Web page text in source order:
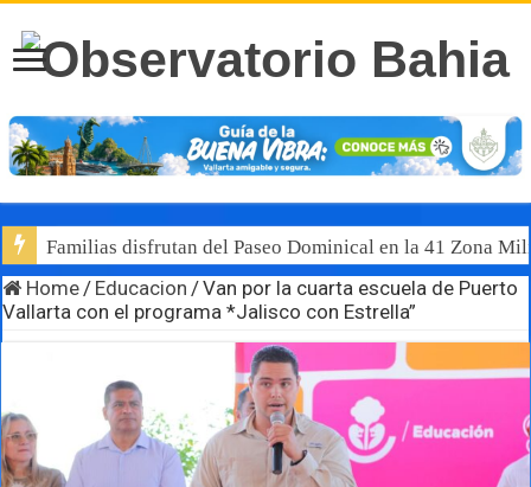
Familias disfrutan del Paseo Dominical en la 41 Zona
Home / Educacion /Van por la cuarta escuela de Puerto
Vallarta con el programa *Jalisco con Estrella”